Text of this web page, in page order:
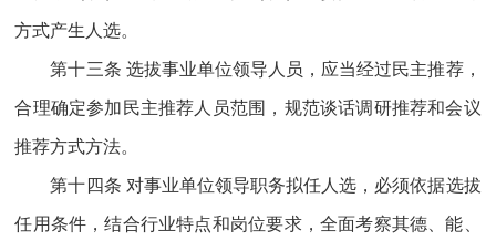
方式产生人选。
第十三条 选拔事业单位领导人员，应当经过民主推荐，
合理确定参加民主推荐人员范围，规范谈话调研推荐和会议
推荐方式方法。
第十四条 对事业单位领导职务拟任人选，必须依据选拔
任用条件，结合行业特点和岗位要求，全面考察其德、能、